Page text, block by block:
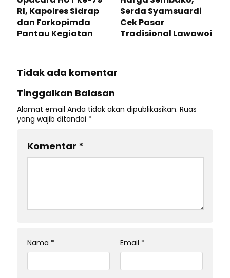
RI, Kapolres Sidrap
dan Forkopimda
Pantau Kegiatan
Serda Syamsuardi
Cek Pasar
Tradisional Lawawoi
Tidak ada komentar
Tinggalkan Balasan
Alamat email Anda tidak akan dipublikasikan. Ruas
yang wajib ditandai *
Komentar *
Nama * Email *